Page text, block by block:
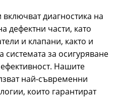
диагностика на
дефектни части, като
и клапани, както и
за осигуряване
Нашите
най-съвременни
които гарантират